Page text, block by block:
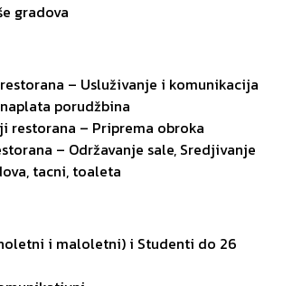
gradova
– Usluživanje i komunikacija
porudžbina
restorana – Priprema obroka
– Održavanje sale, Sredjivanje
tacni, toaleta
i maloletni) i Studenti do 26